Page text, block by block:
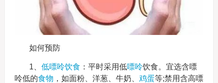
如何预防
1、 低嘌呤饮食 ：平时采用低嘌呤饮食。宜选含嘌
呤低的食物 ，如面粉、洋葱、牛奶、 鸡蛋等;禁用含高嘌